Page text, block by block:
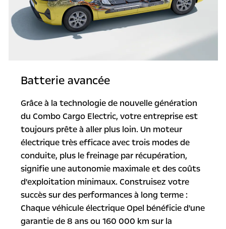
Batterie avancée
Grâce à la technologie de nouvelle génération
du Combo Cargo Electric, votre entreprise est
toujours prête à aller plus loin. Un moteur
électrique très efficace avec trois modes de
conduite, plus le freinage par récupération,
signifie une autonomie maximale et des coûts
d'exploitation minimaux. Construisez votre
succès sur des performances à long terme :
Chaque véhicule électrique Opel bénéficie d'une
garantie de 8 ans ou 160 000 km sur la